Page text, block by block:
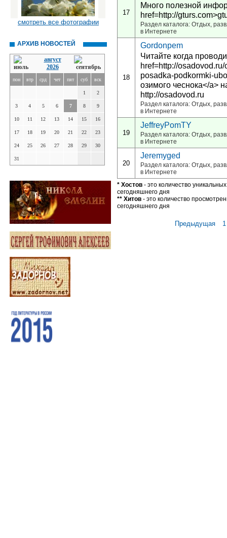
смотреть все фотографии
АРХИВ НОВОСТЕЙ
август
2026
пон втр срд чет пят суб вск
1 2
3 4 5 6 7 8 9
10 11 12 13 14 15 16
17 18 19 20 21 22 23
24 25 26 27 28 29 30
31
17
Много полезной
href=http://
Раздел каталога: Отдых,
в Интернете
18
Gordonpem
Читайте когда
href=http://
posadka-podkormki-
озимого чеснока</a>
http://osadovod.ru
Раздел каталога: Отдых,
в Интернете
19
JeffreyPomTY
Раздел каталога: Отдых,
в Интернете
20
Jeremyged
Раздел каталога: Отдых,
в Интернете
* Хостов - это количество
сегодняшнего дня
** Хитов - это количество
сегодняшнего дня
Предыдущая 1